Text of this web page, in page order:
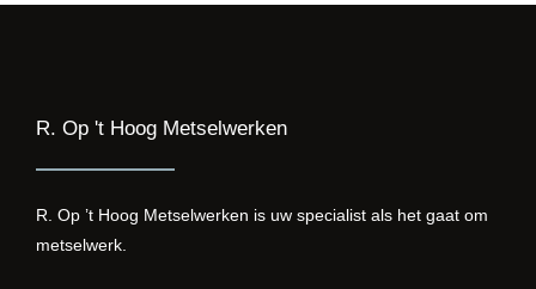
R. Op 't Hoog Metselwerken
R. Op ’t Hoog Metselwerken is uw specialist als het gaat om
metselwerk.